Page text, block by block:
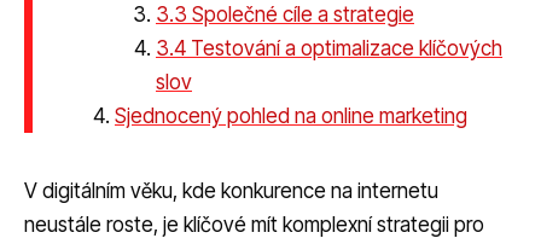
3.3 Společné cíle a strategie
3.4 Testování a optimalizace klíčových
slov
Sjednocený pohled na online marketing
V digitálním věku, kde konkurence na internetu
neustále roste, je klíčové mít komplexní strategii pro